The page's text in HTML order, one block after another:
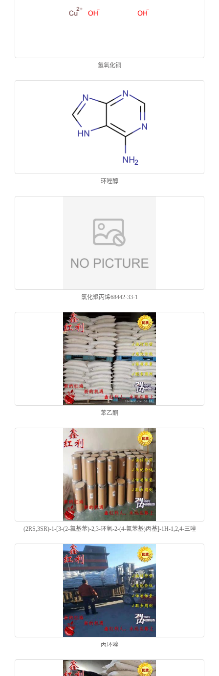
氢氧化铜
环唑醇
氯化聚丙烯68442-33-1
苯乙酮
(2RS,3SR)-1-[3-(2-氯基苯)-2,3-环氧-2-(4-氟苯基)丙基]-1H-1,2,4-三唑
丙环唑